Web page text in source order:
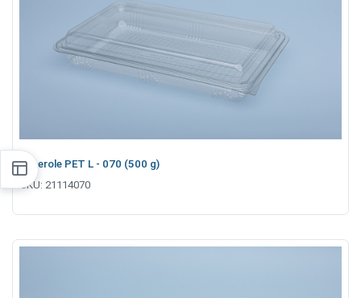
Caserole PET L - 070 (500 g)
SKU: 21114070